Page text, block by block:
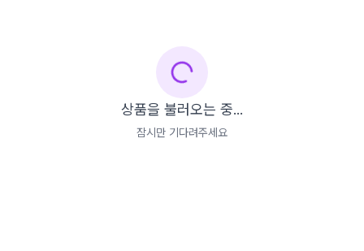
상품을 불러오는 중...
잠시만 기다려주세요